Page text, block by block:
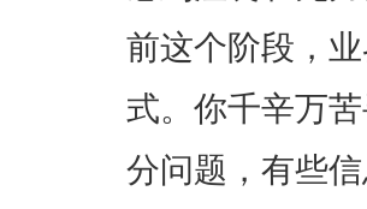
前这个阶段，
式。你千辛万
分问题，有些